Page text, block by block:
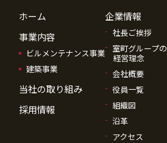
ホーム
事業内容
ビルメンテナンス事業
建築事業
当社の取り組み
採用情報
企業情報
社長ご挨拶
室町グループの
経営理念
会社概要
役員一覧
組織図
沿革
アクセス